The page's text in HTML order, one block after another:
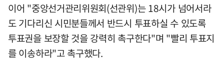
이어 "중앙선거관리위원회(선관위)는 18시가 넘어서라
도 기다리신 시민분들께서 반드시 투표하실 수 있도록
투표권을 보장할 것을 강력히 촉구한다"며 "빨리 투표지
를 이송하라"고 촉구했다.